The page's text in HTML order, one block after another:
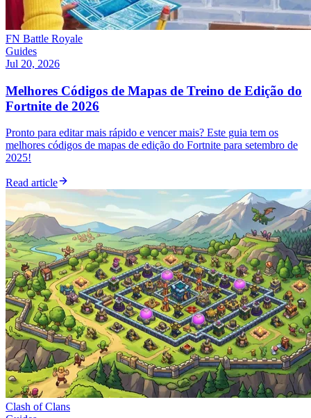
FN Battle Royale
Guides
Jul 20, 2026
Melhores Códigos de Mapas de Treino de Edição do
Fortnite de 2026
Pronto para editar mais rápido e vencer mais? Este guia tem os
melhores códigos de mapas de edição do Fortnite para setembro de
2025!
Read article
Clash of Clans